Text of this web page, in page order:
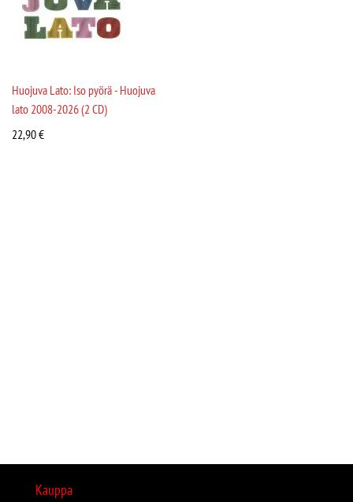
Huojuva Lato: Iso pyörä - Huojuva
lato 2008-2026 (2 CD)
22,90€
Kauppa